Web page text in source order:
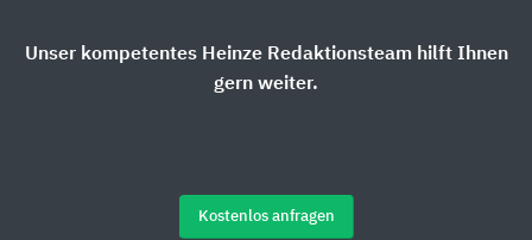
Unser kompetentes Heinze Redaktionsteam hilft Ihnen
gern weiter.
Kostenlos anfragen